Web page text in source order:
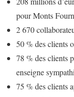
pour Monts
2 670
50 % des clients
78 % des clients
enseigne
75 % des clients